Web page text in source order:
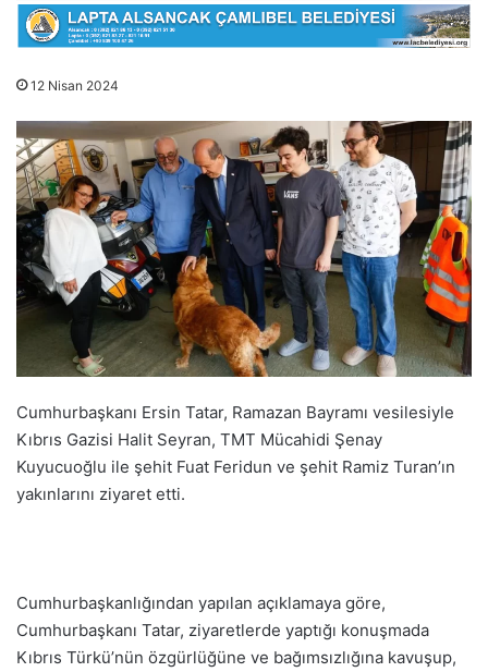
12 Nisan 2024
Cumhurbaşkanı Ersin Tatar, Ramazan Bayramı vesilesiyle
Kıbrıs Gazisi Halit Seyran, TMT Mücahidi Şenay
Kuyucuoğlu ile şehit Fuat Feridun ve şehit Ramiz Turan’ın
yakınlarını ziyaret etti.
Cumhurbaşkanlığından yapılan açıklamaya göre,
Cumhurbaşkanı Tatar, ziyaretlerde yaptığı konuşmada
Kıbrıs Türkü’nün özgürlüğüne ve bağımsızlığına kavuşup,